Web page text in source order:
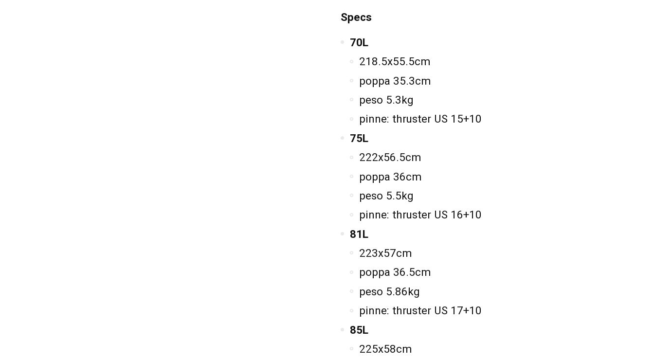
Specs
70L
218.5x55.5cm
poppa 35.3cm
peso 5.3kg
pinne: thruster US 15+10
75L
222x56.5cm
poppa 36cm
peso 5.5kg
pinne: thruster US 16+10
81L
223x57cm
poppa 36.5cm
peso 5.86kg
pinne: thruster US 17+10
85L
225x58cm